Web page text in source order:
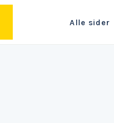
Alle sider